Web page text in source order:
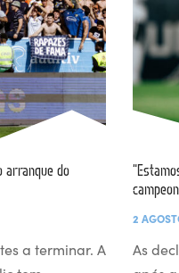
arranque do
a terminar. A
2
As